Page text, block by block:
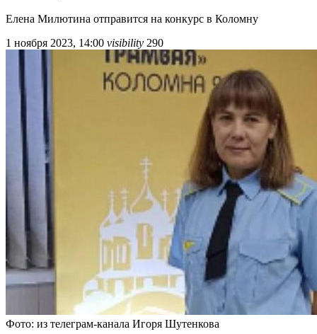
Елена Милютина отправится на конкурс в Коломну
1 ноября 2023, 14:00 visibility 290
Фото: из телеграм-канала Игоря Шутенкова